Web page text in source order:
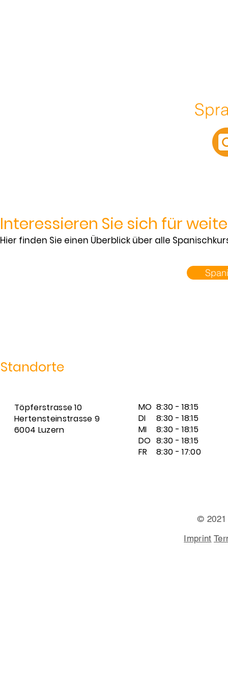
Interessieren Sie sich für
Hier finden Sie einen Überblick über alle
Standorte
Töpferstrasse 10
Hertensteinstrasse 9
6004 Luzern
MO
DI
MI
DO
FR
8:30 - 18:15
8:30 - 18:15
8:30 - 18:15
8:30 - 18:15
8:30 - 17:00
© 2021
Imprint